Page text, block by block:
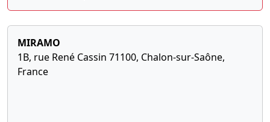
MIRAMO
1B, rue René Cassin 71100, Chalon-sur-Saône,
France